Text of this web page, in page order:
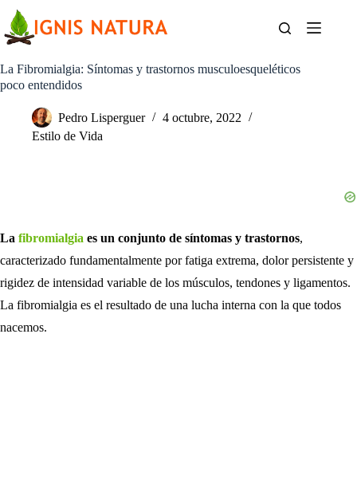
contenido
La Fibromialgia: Síntomas y trastornos musculoesqueléticos
poco entendidos
Pedro Lisperguer
4 octubre, 2022
Estilo de Vida
La fibromialgia es un conjunto de síntomas y trastornos,
caracterizado fundamentalmente por fatiga extrema, dolor persistente y
rigidez de intensidad variable de los músculos, tendones y ligamentos.
La fibromialgia es el resultado de una lucha interna con la que todos
nacemos.